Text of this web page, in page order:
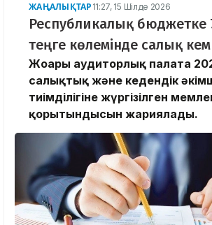
ЖАҢАЛЫҚТАР 11:27, 15 Шілде 2026
Республикалық бюджетке
теңге көлемінде салық
Жоғары аудиторлық палата
салықтық және кедендік
тиімділігіне жүргізілген
қорытындысын жариялады.